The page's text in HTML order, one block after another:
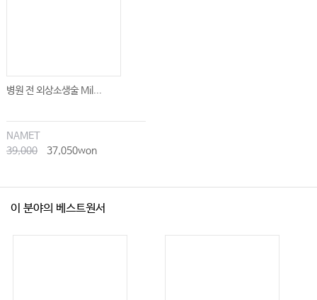
병원 전 외상소생술 Mil...
NAMET
39,000
37,050won
이 분야의 베스트원서